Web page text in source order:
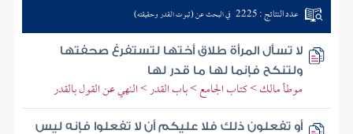
عدد النتائج : 2225 في البحث عن (ثبوت القدر وحقيقته)
لا تسأل المرأة طلاق أختها لتستفرغ صحفتها
ولتنكح فإنما لها ما قدر لها
موطأ مالك > كتاب الجامع > باب القدر > النهي عن القول بالقدر
أو تفعلون ذلك فلا عليكم أن لا تفعلوا فإنه ليس